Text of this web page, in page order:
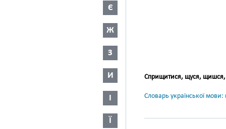
Є
Ж
З
И
І
Ї
Сприщитися, щуся, щишся,
Словарь української